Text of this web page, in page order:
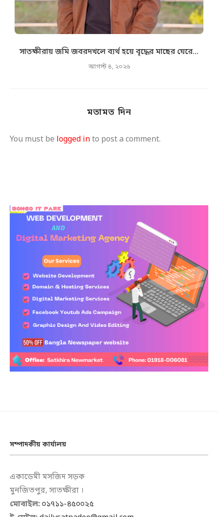
সাতক্ষীরায় জমি জবরদখলে ব্যর্থ হয়ে বৃদ্ধের মাছের ঘেরে...
আগস্ট ৪, ২০২৬
মতামত দিন
You must be logged into post a comment.
সম্পাদকীয় কার্যালয়
একাডেমী মসজিদ সড়ক
মুনজিতপুর, সাতক্ষীরা ।
মোবাইল:০১৭১১-৪৫০০২৫